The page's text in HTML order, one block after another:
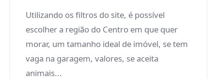
Utilizando os filtros do site, é possível
escolher a região do Centro em que quer
morar, um tamanho ideal de imóvel, se tem
vaga na garagem, valores, se aceita
animais...